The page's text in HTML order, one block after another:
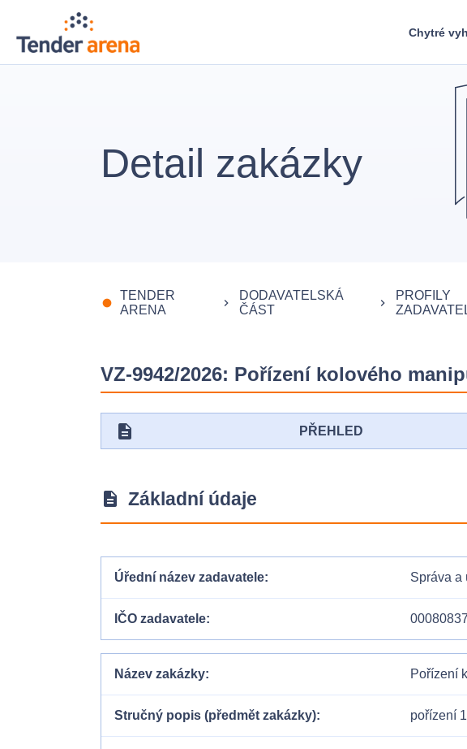
Chytré
Detail zakázky
fiber_manual_record
TENDER
ARENA
keyboard_arrow_right
DODAVATELSKÁ
ČÁST
keyboard_arrow_right
PROFILY
VZ-9942/2026: Pořízení kolového
description PŘEHLED
description Základní údaje
Úřední název zadavatele Správa a
IČO zadavatele 00080837
Název zakázky Pořízení
Stručný popis (předmět zakázky) pořízení